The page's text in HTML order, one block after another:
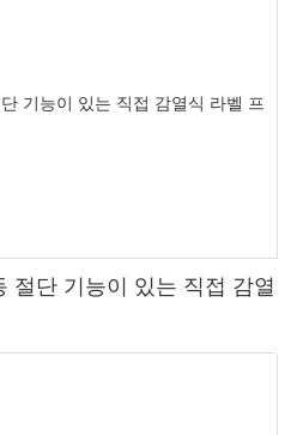
절단 기능이 있는 직접 감열